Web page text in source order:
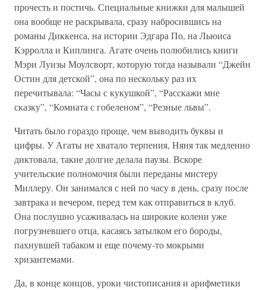
прочесть и постичь. Специальные книжки для малышей
она вообще не раскрывала, сразу набросившись на
романы Диккенса, на истории Эдгара По, на Льюиса
Кэрролла и Киплинга. Агате очень полюбились книги
Мэри Луизы Моулсворт, которую тогда называли “Джейн
Остин для детской”, она по нескольку раз их
перечитывала: “Часы с кукушкой”, “Расскажи мне
сказку”, “Комната с гобеленом”, “Резные львы”.
Читать было гораздо проще, чем выводить буквы и
цифры. У Агаты не хватало терпения, Няня так медленно
диктовала, такие долгие делала паузы. Вскоре
учительские полномочия были переданы мистеру
Миллеру. Он занимался с ней по часу в день, сразу после
завтрака и вечером, перед тем как отправиться в клуб.
Она послушно усаживалась на широкие колени уже
погрузневшего отца, касаясь затылком его бороды,
пахнувшей табаком и еще почему-то мокрыми
хризантемами.
Да, в конце концов, уроки чистописания и арифметики